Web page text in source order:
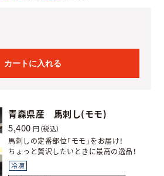
カートに入れる
青森県産 馬刺し(モモ)
5,400 円（税込）
馬刺しの定番部位「モモ」をお届け！
ちょっと贅沢したいときに最高の逸品！
冷凍